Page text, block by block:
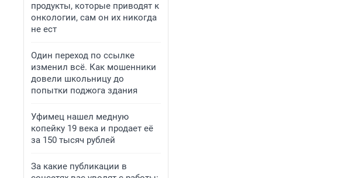
продукты, которые приводят к
онкологии, сам он их никогда
не ест
Один переход по ссылке
изменил всё. Как мошенники
довели школьницу до
попытки поджога здания
Уфимец нашел медную
копейку 19 века и продает её
за 150 тысяч рублей
За какие публикации в